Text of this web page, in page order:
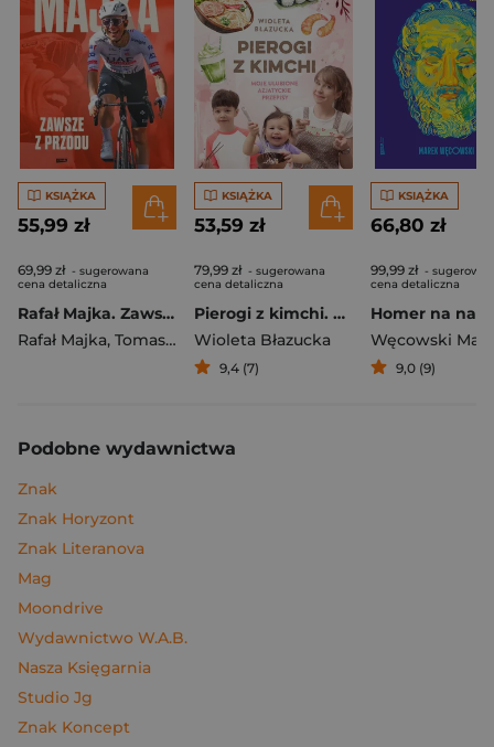
KSIĄŻKA
55,99 zł
69,99 zł - sugerowana
cena detaliczna
Rafał Majka. Zawsze z przodu. Rozmawia Tomasz Kalemba - książka z autografem
Rafał Majka, Tomasz Kalemba
KSIĄŻKA
53,59 zł
79,99 zł - sugerowana
cena detaliczna
Pierogi z kimchi. Moje ulubione azjatyckie przepisy
Wioleta Błazucka
9,4 (7)
KSIĄŻKA
66,80 zł
99,99 zł -
cena detaliczna
Węcowski
9,0 (9)
Podobne wydawnictwa
Znak
Znak Horyzont
Znak Literanova
Mag
Moondrive
Wydawnictwo W.A.B.
Nasza Księgarnia
Studio Jg
Znak Koncept